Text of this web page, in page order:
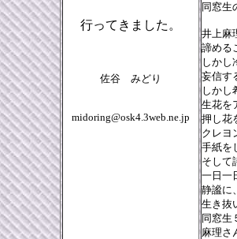
行ってきました。
佐谷 みどり
midoring@osk4.3web.ne.jp
同窓生
井上麻
諦める
しかし
妄信す
しかし
生花を
押し花
クレヨ
手紙を
そして
一日一
静謐に
生き抜
同窓生
麻理さ